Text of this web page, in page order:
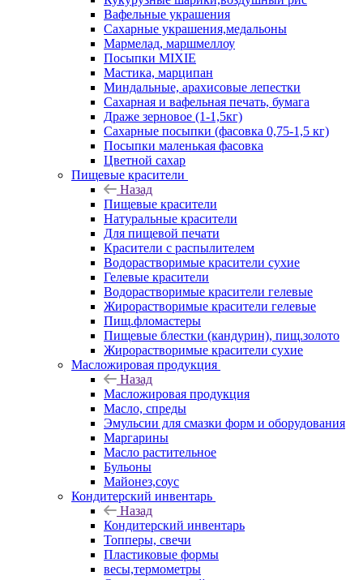
Вафельные украшения
Сахарные украшения,медальоны
Мармелад, маршмеллоу
Посыпки MIXIE
Мастика, марципан
Миндальные, арахисовые лепестки
Сахарная и вафельная печать, бумага
Драже зерновое (1-1,5кг)
Сахарные посыпки (фасовка 0,75-1,5 кг)
Посыпки маленькая фасовка
Цветной сахар
Пищевые красители
Назад
Пищевые красители
Натуральные красители
Для пищевой печати
Красители с распылителем
Водорастворимые красители сухие
Гелевые красители
Водорастворимые красители гелевые
Жирорастворимые красители гелевые
Пищ.фломастеры
Пищевые блестки (кандурин), пищ.золото
Жирорастворимые красители сухие
Масложировая продукция
Назад
Масложировая продукция
Масло, спреды
Эмульсии для смазки форм и оборудования
Маргарины
Масло растительное
Бульоны
Майонез,соус
Кондитерский инвентарь
Назад
Кондитерский инвентарь
Топперы, свечи
Пластиковые формы
весы,термометры